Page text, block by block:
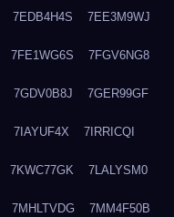
7EDB4H4S 7EE3M9WJ
7FE1WG6S 7FGV6NG8
7GDV0B8J 7GER99GF
7IAYUF4X 7IRRICQI
7KWC77GK 7LALYSM0
7MHLTVDG 7MM4F50B